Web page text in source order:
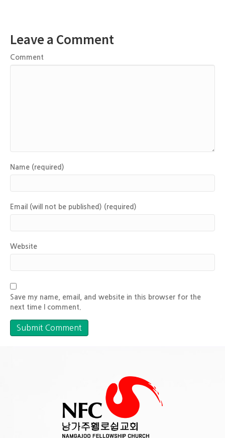
Leave a Comment
Comment
Name (required)
Email (will not be published) (required)
Website
Save my name, email, and website in this browser for the
next time I comment.